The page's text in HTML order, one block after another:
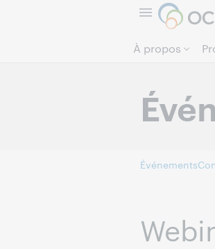
À propos
Événements